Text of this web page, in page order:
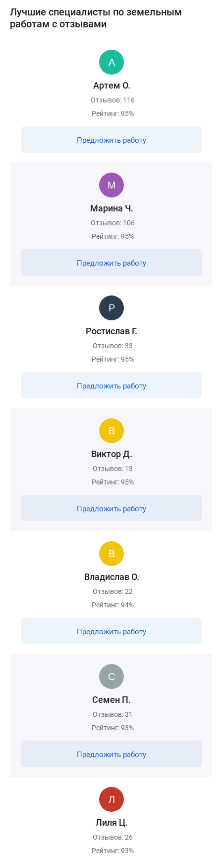
Лучшие специалисты по земельным
работам с отзывами
Артем О.
Отзывов: 116
Рейтинг: 95%
Предложить работу
Марина Ч.
Отзывов: 106
Рейтинг: 95%
Предложить работу
Ростислав Г.
Отзывов: 33
Рейтинг: 95%
Предложить работу
Виктор Д.
Отзывов: 13
Рейтинг: 95%
Предложить работу
Владислав О.
Отзывов: 22
Рейтинг: 94%
Предложить работу
Семен П.
Отзывов: 31
Рейтинг: 93%
Предложить работу
Лиля Ц.
Отзывов: 26
Рейтинг: 93%